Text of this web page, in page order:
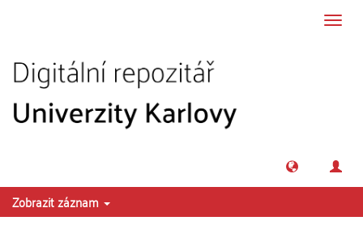
Zobrazit záznam